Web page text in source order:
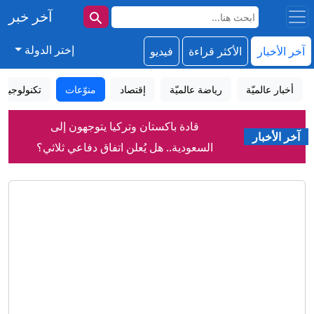
آخر خبر
آخر الأخبار الأكثر قراءة فيديو إختر الدولة
أخبار عالميّة رياضة عالميّة إقتصاد منوّعات تكنولوجيا
آخر الأخبار
قادة باكستان وتركيا يتوجهون إلى
السعودية.. هل يُعلن اتفاق دفاعي ثلاثي؟
هل يعطل الحرس الثوري حسم اتفاق
الملاحة في هرمز؟
سياحة القنص في سيراييفو: التحقيقات